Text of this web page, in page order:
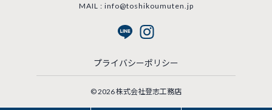
MAIL : info@toshikoumuten.jp
プライバシーポリシー
© 2026 株式会社登志工務店